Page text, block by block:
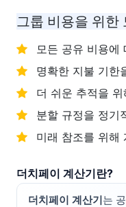
그룹 비용을 위한
모든 공유 비용에
명확한 지불 기한
더 쉬운 추적을
분할 규정을 정기
미래 참조를 위해
더치페이 계산기란?
더치페이 계산기는